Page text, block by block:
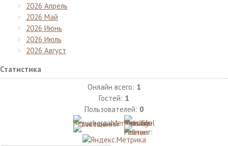
2026 Апрель
2026 Май
2026 Июнь
2026 Июль
2026 Август
Статистика
Онлайн всего: 1
Гостей: 1
Пользователей: 0